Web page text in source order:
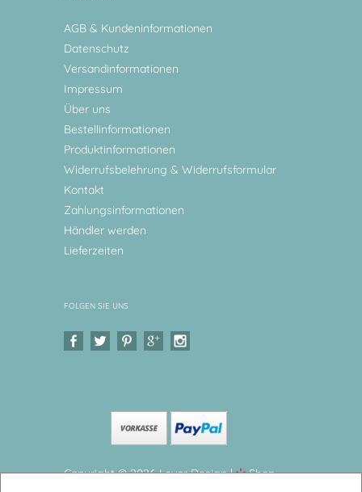
AGB & Kundeninformationen
Datenschutz
Versandinformationen
Impressum
Über uns
Bestellinformationen
Produktinformationen
Widerrufsbelehrung & Widerrufsformular
Kontakt
Zahlungsinformationen
Händler werden
Lieferzeiten
FOLGEN SIE UNS
Copyright © 2026 Levar Design |
Shop